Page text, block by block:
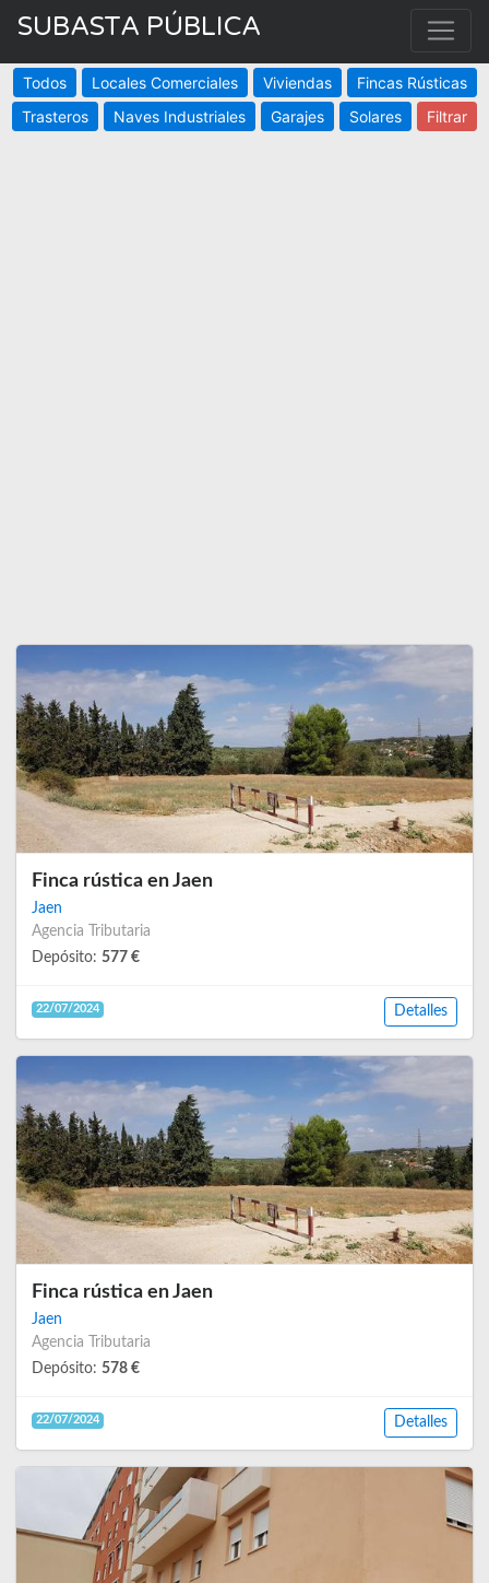
SUBASTA PÚBLICA
Todos Locales Comerciales Viviendas
Fincas Rústicas
Trasteros
Naves Industriales Garajes Solares Filtrar
Finca rústica en Jaen
Jaen
Agencia Tributaria
Depósito: 577 €
22/07/2024 Detalles
Finca rústica en Jaen
Jaen
Agencia Tributaria
Depósito: 578 €
22/07/2024 Detalles